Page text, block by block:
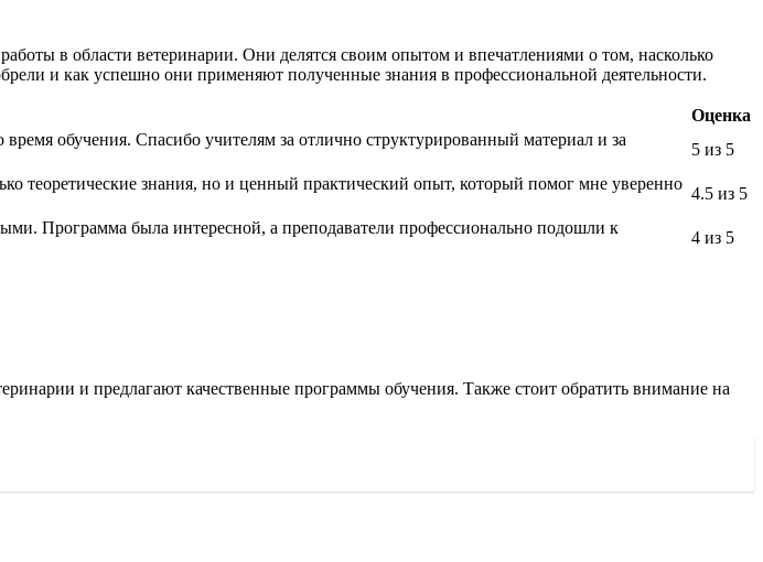
в области ветеринарии. Они делятся своим опытом и впечатлениями о том, насколько
и как успешно они применяют полученные знания в профессиональной деятельности.
Оценка
обучения. Спасибо учителям за отлично структурированный материал и за
5 из 5
теоретические знания, но и ценный практический опыт, который помог мне уверенно
4.5 из 5
Программа была интересной, а преподаватели профессионально подошли к
4 из 5
и предлагают качественные программы обучения. Также стоит обратить внимание на